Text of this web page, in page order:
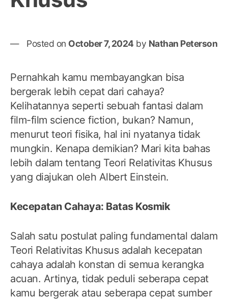
Posted on October 7, 2024 by Nathan Peterson
Pernahkah kamu membayangkan bisa
bergerak lebih cepat dari cahaya?
Kelihatannya seperti sebuah fantasi dalam
film-film science fiction, bukan? Namun,
menurut teori fisika, hal ini nyatanya tidak
mungkin. Kenapa demikian? Mari kita bahas
lebih dalam tentang Teori Relativitas Khusus
yang diajukan oleh Albert Einstein.
Kecepatan Cahaya: Batas Kosmik
Salah satu postulat paling fundamental dalam
Teori Relativitas Khusus adalah kecepatan
cahaya adalah konstan di semua kerangka
acuan. Artinya, tidak peduli seberapa cepat
kamu bergerak atau seberapa cepat sumber